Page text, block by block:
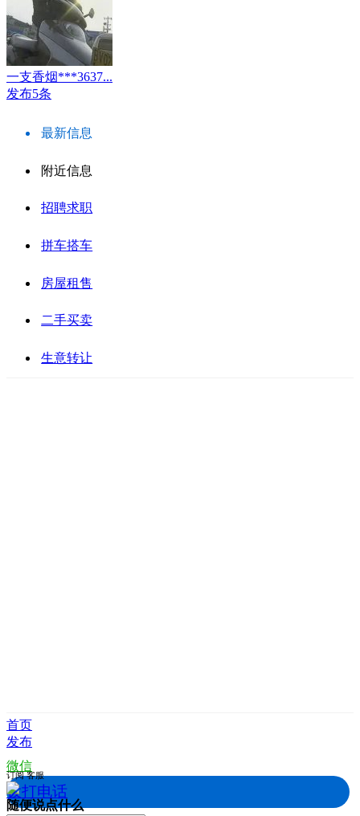
一支香烟***3637...
发布5条
最新信息
附近信息
招聘求职
拼车搭车
房屋租售
二手买卖
生意转让
首页
发布
微信
拨打电话
订阅 客服
随便说点什么